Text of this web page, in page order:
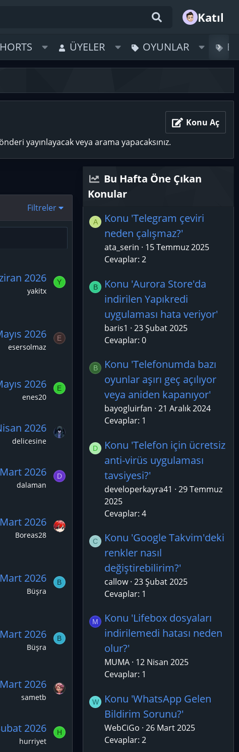
Katıl
ÜYELER OYUNLAR
Konu Aç
yayınlayacak veya arama yapacaksınız.
Filtreler
2026
yakitx
Y
2026
esersolmaz
E
2026
enes20
E
2026
delicesine
2026
dalaman
D
2026
Boreas28
2026
Büşra
B
2026
Büşra
B
2026
sametb
2026
hurriyet
H
Bu Hafta Öne Çıkan
Konular
A
Konu 'Telegram çeviri
neden çalışmaz?'
ata_serin
15 Temmuz 2025
Cevaplar: 2
B
Konu 'Aurora Store'da
indirilen Yapıkredi
uygulaması hata veriyor'
baris1
23 Şubat 2025
Cevaplar: 0
B
Konu 'Telefonumda bazı
oyunlar aşırı geç açılıyor
veya aniden kapanıyor'
bayogluirfan 21 Aralık 2024
Cevaplar: 1
D
Konu 'Telefon için ücretsiz
anti-virüs uygulaması
tavsiyesi?'
developerkayra41
29 Temmuz
2025
Cevaplar: 4
C
Konu 'Google Takvim'deki
renkler nasıl
değiştirebilirim?'
callow 23 Şubat 2025
Cevaplar: 1
M
Konu 'Lifebox dosyaları
indirilemedi hatası neden
olur?'
MUMA 12 Nisan 2025
Cevaplar: 1
W
Konu 'WhatsApp Gelen
Bildirim Sorunu?'
WebCiGo 26 Mart 2025
Cevaplar: 2